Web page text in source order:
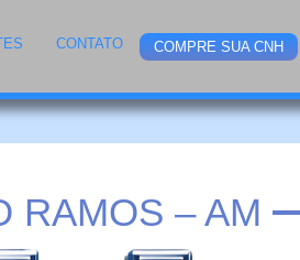
CONTATO COMPRE SUA CNH
RAMOS – AM